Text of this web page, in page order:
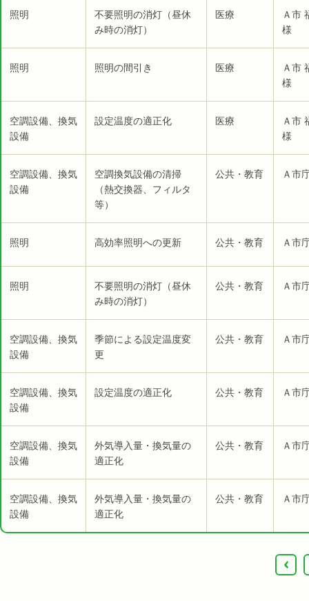
照明
不要照明の消灯（昼休
み時の消灯）
医療
Ａ市
様
照明 照明の間引き 医療
Ａ市
様
空調設備、換気
設備
設定温度の適正化 医療
Ａ市
様
空調設備、換気
設備
空調換気設備の清掃
（熱交換器、フィルタ
等）
公共・教育 Ａ市
照明 高効率照明への更新 公共・教育 Ａ市
照明
不要照明の消灯（昼休
み時の消灯）
公共・教育 Ａ市
空調設備、換気
設備
季節による設定温度変
更
公共・教育 Ａ市
空調設備、換気
設備
設定温度の適正化 公共・教育 Ａ市
空調設備、換気
設備
外気導入量・換気量の
適正化
公共・教育 Ａ市
空調設備、換気
設備
外気導入量・換気量の
適正化
公共・教育 Ａ市
‹